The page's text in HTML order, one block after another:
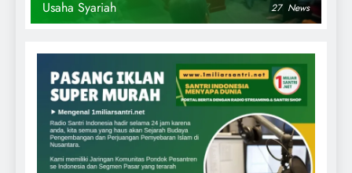
Usaha Syariah 27 News